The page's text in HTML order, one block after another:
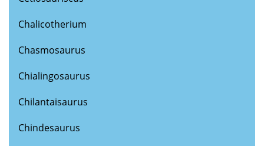
Chalicotherium
Chasmosaurus
Chialingosaurus
Chilantaisaurus
Chindesaurus